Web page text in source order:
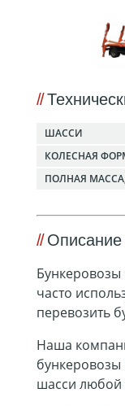
ШАССИ
КОЛЕСНАЯ
ПОЛНАЯ
Бункеровозы
часто
перевозить
Наша
шасси любой